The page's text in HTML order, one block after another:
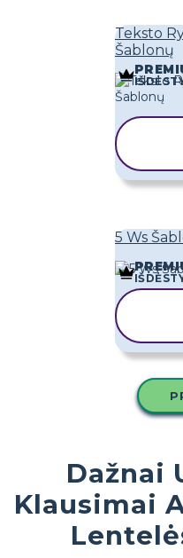
Teksto
Šablonų
5 Ws
Dažnai
Klausimai